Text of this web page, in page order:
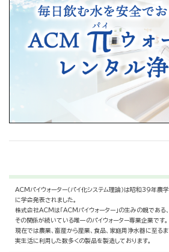
ACMパイウォーター（パイ化システム理論）は昭和39年農
に学会発表されました。
株式会社ACMは「ACMパイウォーター」の生みの親である
その関係が続いている唯一のパイウォーター専業企業です。
現在では農業、畜産から産業、食品、家庭用浄水器に至る
実生活に利用した数多くの製品を製造しております。